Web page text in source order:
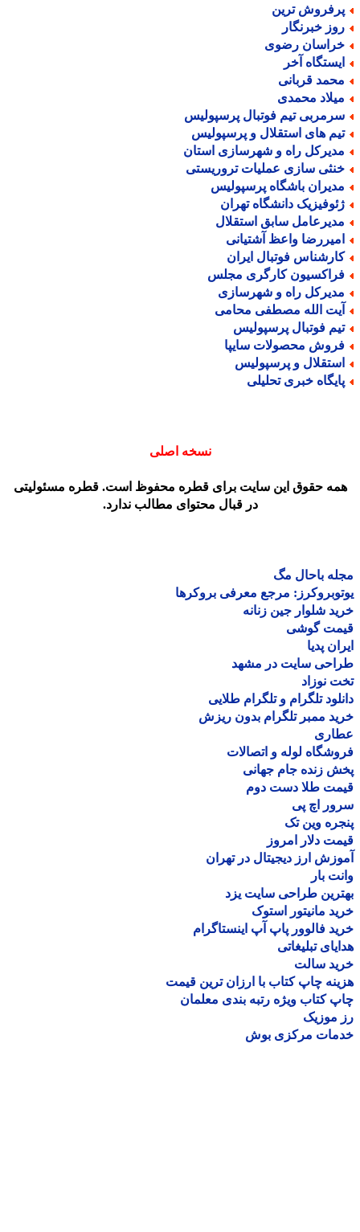
ترین
خبرنگار
رضوی
آخر
قربانی
محمدی
تیم فوتبال پرسپولیس
های استقلال و پرسپولیس
راه و شهرسازی استان
سازی عملیات تروریستی
باشگاه پرسپولیس
دانشگاه تهران
سابق استقلال
واعظ آشتیانی
فوتبال ایران
کارگری مجلس
راه و شهرسازی
الله مصطفی محامی
فوتبال پرسپولیس
محصولات سایپا
و پرسپولیس
خبری تحلیلی
نسخه اصلی
حقوق این سایت برای قطره محفوظ است. قطره مسئولیتی
در قبال محتوای مطالب ندارد.
باحال مگ
مرجع معرفی بروکرها
شلوار جین زنانه
گوشی
پدیا
سایت در مشهد
نوزاد
تلگرام و تلگرام طلایی
ممبر تلگرام بدون ریزش
لوله و اتصالات
زنده جام جهانی
طلا دست دوم
اچ پی
وین تک
دلار امروز
ارز دیجیتال در تهران
بار
طراحی سایت یزد
مانیتور استوک
فالوور پاپ آپ اینستاگرام
تبلیغاتی
سالت
چاپ کتاب با ارزان ترین قیمت
کتاب ویژه رتبه بندی معلمان
موزیک
مرکزی بوش